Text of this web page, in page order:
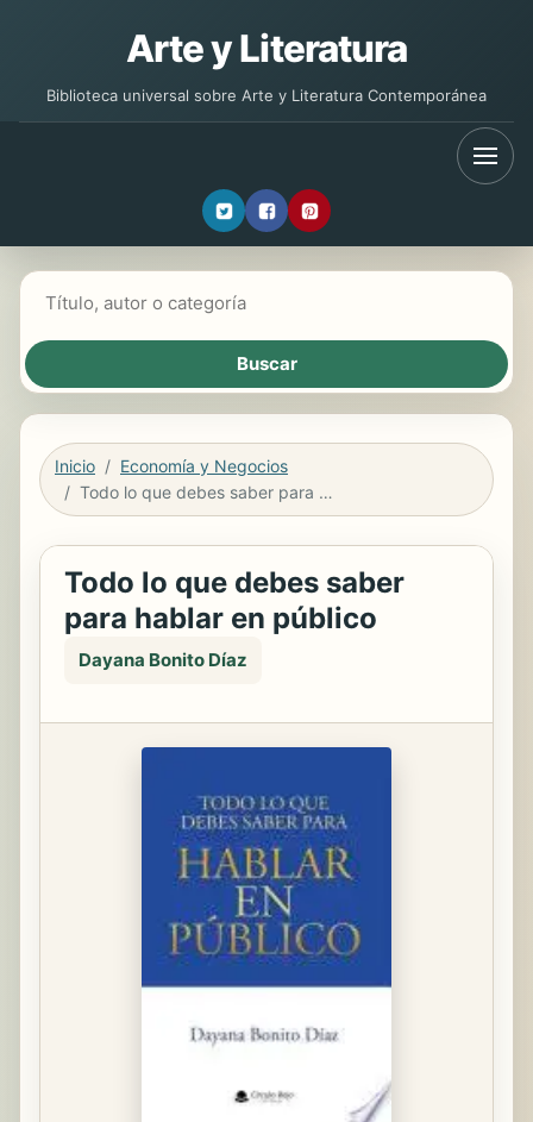
Arte y Literatura
Biblioteca universal sobre Arte y Literatura Contemporánea
Inicio
Economía y Negocios
Todo lo que debes saber para hablar en público
Todo lo que debes saber
para hablar en público
Dayana Bonito Díaz